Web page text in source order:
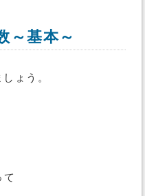
～基本～
ょう。
て